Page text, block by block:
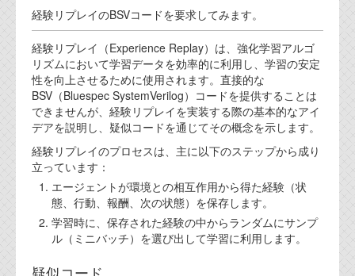
経験リプレイのBSVコードを要求してみます。
経験リプレイ（Experience Replay）は、強化学習アルゴ
リズムにおいて学習データを効率的に利用し、学習の安定
性を向上させるために使用されます。直接的な
BSV（Bluespec SystemVerilog）コードを提供することは
できませんが、経験リプレイを実装する際の基本的なアイ
デアを説明し、疑似コードを通じてその概念を示します。
経験リプレイのプロセスは、主に以下のステップから成り
立っています：
エージェントが環境との相互作用から得た経験（状
態、行動、報酬、次の状態）を保存します。
学習時に、保存された経験の中からランダムにサンプ
ル（ミニバッチ）を選び出して学習に利用します。